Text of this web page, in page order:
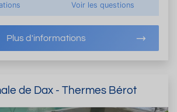
Voir les questions
Plus d'informations
de Dax - Thermes Bérot